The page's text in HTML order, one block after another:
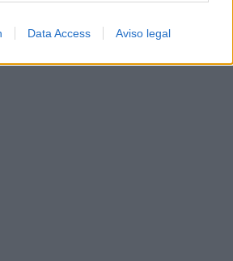
Data Access Aviso legal